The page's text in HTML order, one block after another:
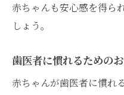
赤ちゃんも安心感を得ら
しょう。
歯医者に慣れるための
赤ちゃんが歯医者に慣れ